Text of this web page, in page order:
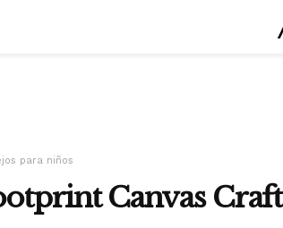
para niños
Canvas Craft